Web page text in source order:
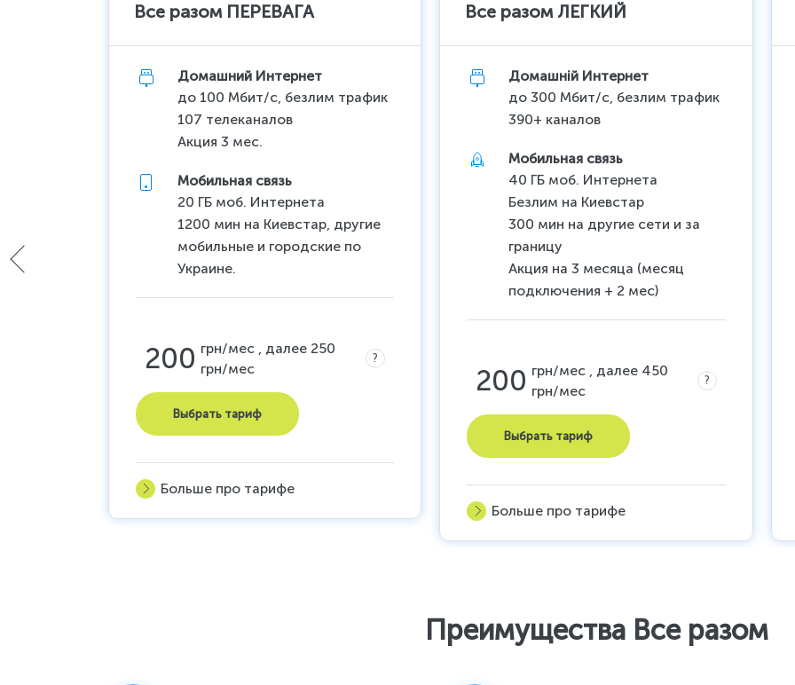
Все разом ПЕРЕВАГА
Домашний Интернет
до 100 Мбит/с, безлим трафик
107 телеканалов
Акция 3 мес.
Мобильная связь
20 ГБ моб. Интернета
1200 мин на Киевстар, другие
мобильные и городские по
Украине.
200 грн/мес , далее 250
грн/мес
?
Выбрать тариф
Больше про тарифе
Все разом ЛЕГКИЙ
Домашній Интернет
до 300 Мбит/с, безлим трафик
390+ каналов
Мобильная связь
40 ГБ моб. Интернета
Безлим на Киевстар
300 мин на другие сети и за
границу
Акция на 3 месяца (месяц
подключения + 2 мес)
200 грн/мес , далее 450
грн/мес
?
Выбрать тариф
Больше про тарифе
Преимущества Все разом